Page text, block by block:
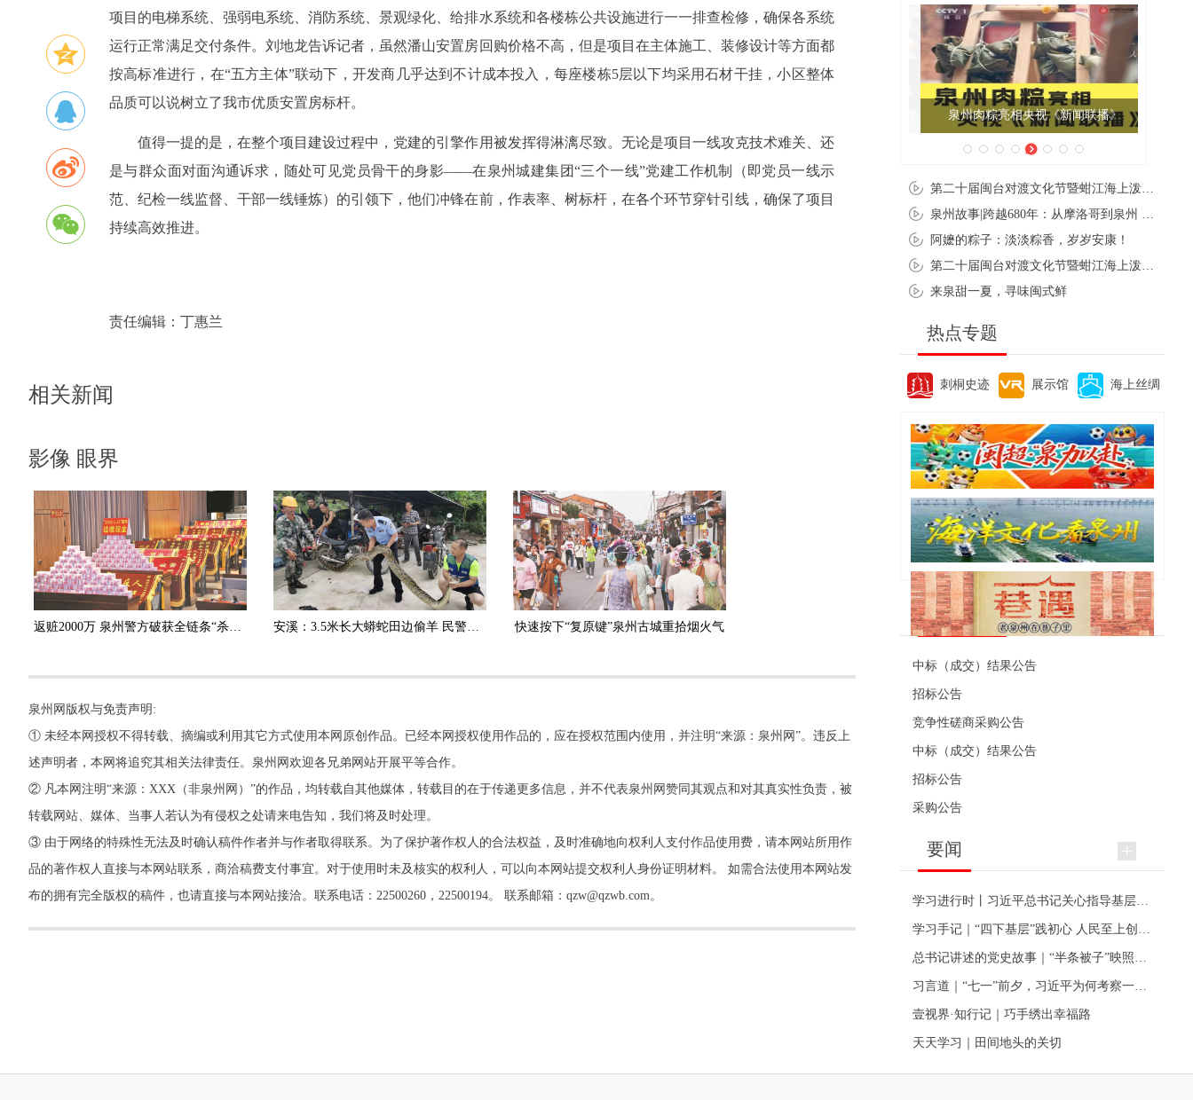
项目的电梯系统、强弱电系统、消防系统、景观绿化、给排水系统和各楼栋公共设施进行一一排查检修，确保各系统
运行正常满足交付条件。刘地龙告诉记者，虽然潘山安置房回购价格不高，但是项目在主体施工、装修设计等方面都
按高标准进行，在“五方主体”联动下，开发商几乎达到不计成本投入，每座楼栋5层以下均采用石材干挂，小区整体
品质可以说树立了我市优质安置房标杆。
值得一提的是，在整个项目建设过程中，党建的引擎作用被发挥得淋漓尽致。无论是项目一线攻克技术难关、还
是与群众面对面沟通诉求，随处可见党员骨干的身影——在泉州城建集团“三个一线”党建工作机制（即党员一线示
范、纪检一线监督、干部一线锤炼）的引领下，他们冲锋在前，作表率、树标杆，在各个环节穿针引线，确保了项目
持续高效推进。
责任编辑： 丁惠兰
相关新闻
影像 眼界
返赃2000万 泉州警方破获全链条“杀猪盘”诈骗团伙 安溪：3.5米长大蟒蛇田边偷羊 民警擒获放生 快速按下“复原键”泉州古城重拾烟火气
泉州网版权与免责声明:
① 未经本网授权不得转载、摘编或利用其它方式使用本网原创作品。已经本网授权使用作品的，应在授权范围内使用，并注明“来源：泉州网”。违反上
述声明者，本网将追究其相关法律责任。泉州网欢迎各兄弟网站开展平等合作。
② 凡本网注明“来源：XXX（非泉州网）”的作品，均转载自其他媒体，转载目的在于传递更多信息，并不代表泉州网赞同其观点和对其真实性负责，被
转载网站、媒体、当事人若认为有侵权之处请来电告知，我们将及时处理。
③ 由于网络的特殊性无法及时确认稿件作者并与作者取得联系。为了保护著作权人的合法权益，及时准确地向权利人支付作品使用费，请本网站所用作
品的著作权人直接与本网站联系，商洽稿费支付事宜。对于使用时未及核实的权利人，可以向本网站提交权利人身份证明材料。 如需合法使用本网站发
布的拥有完全版权的稿件，也请直接与本网站接洽。联系电话：22500260，22500194。 联系邮箱：qzw@qzwb.com。
泉州肉粽亮相央视《新闻联播》
阿嬷的粽子：淡淡粽香，岁岁安康！
来泉甜一夏，寻味闽式鲜
热点专题
刺桐史迹 展示馆 海上丝绸
便民资讯
中标（成交）结果公告
招标公告
竞争性磋商采购公告
中标（成交）结果公告
招标公告
采购公告
要闻
壹视界·知行记｜巧手绣出幸福路
天天学习｜田间地头的关切